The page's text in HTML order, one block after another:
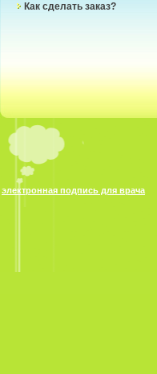
Как сделать заказ?
электронная подпись для врача